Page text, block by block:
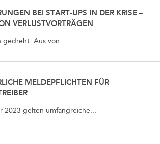
BEI START-UPS IN DER KRISE –
VERLUSTVORTRÄGEN
gedreht. Aus von...
MELDEPFLICHTEN FÜR
2023 gelten umfangreiche...